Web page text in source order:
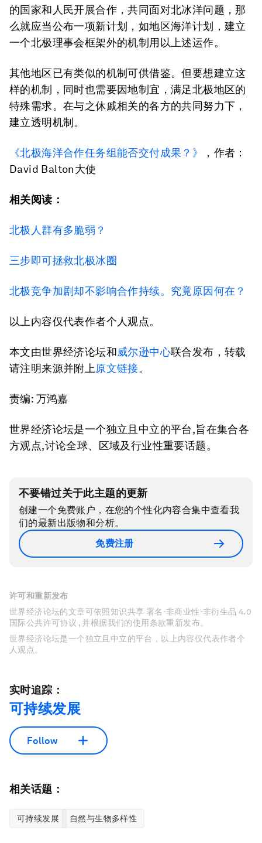
的国家和人民开展合作，共同面对北冰洋问题，那
么就应当公布一项新计划，如地区海洋计划，建立
一个北极理事会框架外的机制用以上述运作。
其他地区已有类似的机制可供借鉴。但要想建立这
样的机制，同时也需要因地制宜，满足北极地区的
特殊需求。在与之休戚相关的各方的共同努力下，
建立透明机制。
《北极海洋合作任务组能否交付成果？》
，作者：
David Balton大使
相关阅读：
北极人群有多脆弱？
三步即可拯救北极冰圈
北极竞争加剧却不影响合作持续。究竟原因何在？
以上内容仅代表作者个人观点。
本文由世界经济论坛和威尔逊中心联合发布，转载
请注明来源并附上原文链接。
责编: 万鸿嘉
世界经济论坛是一个独立且中立的平台,旨在集合各
方观点,讨论全球、区域及行业性重要话题。
不要错过关于此主题的更新
创建一个免费账户，在您的个性化内容合集中查看我
们的最新出版物和分析。
免费注册
许可和重新发布
世界经济论坛的文章可依照知识共享 署名-非商业性-非衍生品 4.0
国际公共许可协议 , 并根据我们的使用条款重新发布。
世界经济论坛是一个独立且中立的平台，以上内容仅代表作者个
人观点。
实时追踪：
可持续发展
Follow
相关话题：
可持续发展 自然与生物多样性